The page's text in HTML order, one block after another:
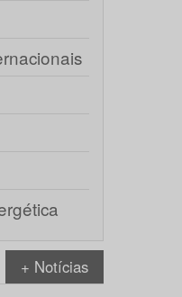
+ Notícias